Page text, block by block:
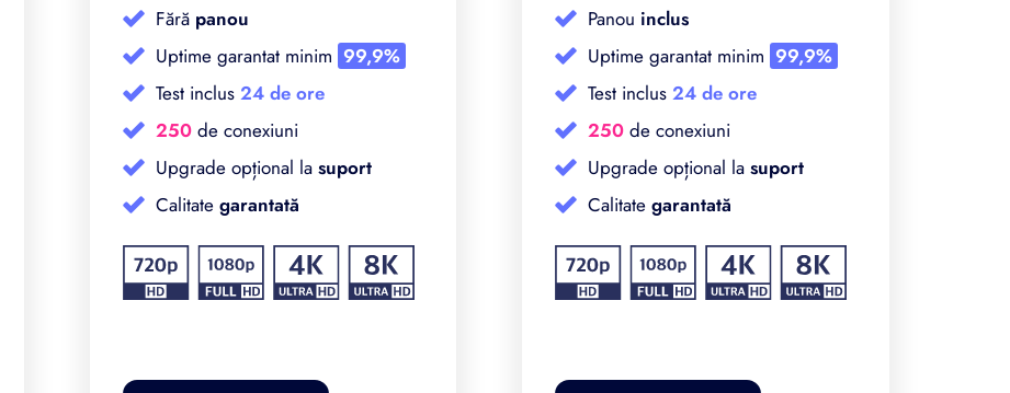
Fără panou
Uptime garantat minim 99,9%
Test inclus 24 de ore
250de conexiuni
Upgrade opțional la suport
Calitate garantată
Panou inclus
Uptime garantat minim 99,9%
Test inclus24 de ore
250 de conexiuni
Upgrade opțional lasuport
Calitategarantată